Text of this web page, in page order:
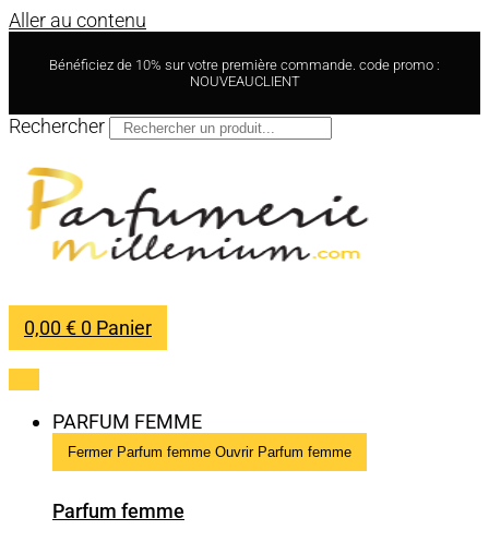
Aller au contenu
Bénéficiez de 10% sur votre première commande. code promo :
NOUVEAUCLIENT
Rechercher
0,00€ 0 Panier
PARFUM FEMME
Fermer Parfum femme Ouvrir Parfum femme
Parfum femme